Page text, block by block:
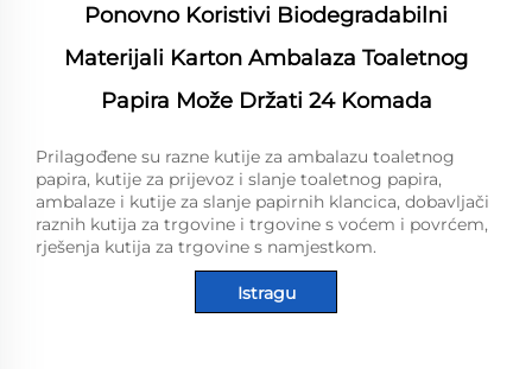
Ponovno Koristivi Biodegradabilni
Materijali Karton Ambalaza Toaletnog
Papira Može Držati 24 Komada
Prilagođene su razne kutije za ambalazu toaletnog
papira, kutije za prijevoz i slanje toaletnog papira,
ambalaze i kutije za slanje papirnih klancica, dobavljači
raznih kutija za trgovine i trgovine s voćem i povrćem,
rješenja kutija za trgovine s namjestkom.
Istragu